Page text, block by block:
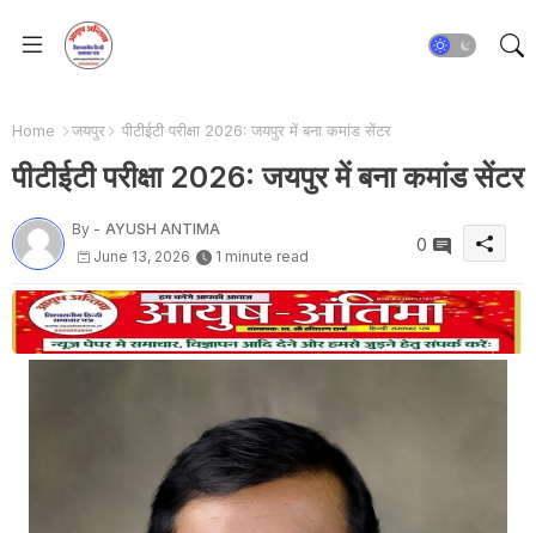
Home जयपुर पीटीईटी परीक्षा 2026: जयपुर में बना कमांड सेंटर
पीटीईटी परीक्षा 2026: जयपुर में बना कमांड सेंटर
By - AYUSH ANTIMA
June 13, 2026
1 minute read
0